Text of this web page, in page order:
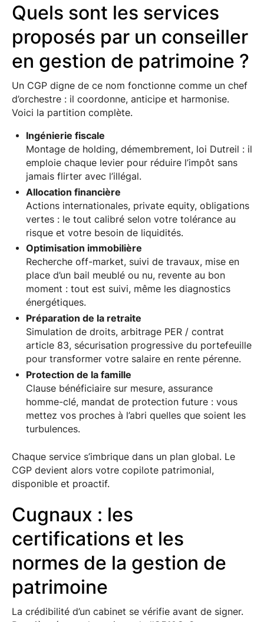
Quels sont les services
proposés par un conseiller
en gestion de patrimoine ?
Un CGP digne de ce nom fonctionne comme un chef
d’orchestre : il coordonne, anticipe et harmonise.
Voici la partition complète.
Ingénierie fiscale
Montage de holding, démembrement, loi Dutreil : il
emploie chaque levier pour réduire l’impôt sans
jamais flirter avec l’illégal.
Allocation financière
Actions internationales, private equity, obligations
vertes : le tout calibré selon votre tolérance au
risque et votre besoin de liquidités.
Optimisation immobilière
Recherche off-market, suivi de travaux, mise en
place d’un bail meublé ou nu, revente au bon
moment : tout est suivi, même les diagnostics
énergétiques.
Préparation de la retraite
Simulation de droits, arbitrage PER / contrat
article 83, sécurisation progressive du portefeuille
pour transformer votre salaire en rente pérenne.
Protection de la famille
Clause bénéficiaire sur mesure, assurance
homme-clé, mandat de protection future : vous
mettez vos proches à l’abri quelles que soient les
turbulences.
Chaque service s’imbrique dans un plan global. Le
CGP devient alors votre copilote patrimonial,
disponible et proactif.
Cugnaux : les
certifications et les
normes de la gestion de
patrimoine
La crédibilité d’un cabinet se vérifie avant de signer.